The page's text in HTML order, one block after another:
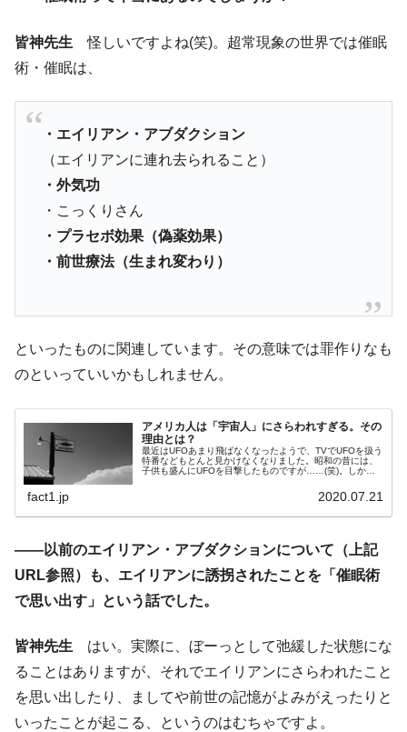
皆神先生 怪しいですよね(笑)。超常現象の世界では催眠
術・催眠は、
・エイリアン・アブダクション
（エイリアンに連れ去られること）
・外気功
・こっくりさん
・プラセボ効果（偽薬効果）
・前世療法（生まれ変わり）
といったものに関連しています。その意味では罪作りなも
のといっていいかもしれません。
アメリカ人は「宇宙人」にさらわれすぎる。その
理由とは？
最近はUFOあまり飛ばなくなったようで、TVでUFOを扱う
特番などもとんと見かけなくなりました。昭和の昔には、
子供も盛んにUFOを目撃したものですが……(笑)。しか
fact1.jp 2020.07.21
――以前のエイリアン・アブダクションについて（上記
URL参照）も、エイリアンに誘拐されたことを「 催眠術
で思い出す 」という話でした。
皆神先生 はい。実際に、ぼーっとして弛緩した状態にな
ることはありますが、それでエイリアンにさらわれたこと
を思い出したり、ましてや前世の記憶がよみがえったりと
いったことが起こる、というのはむちゃですよ。